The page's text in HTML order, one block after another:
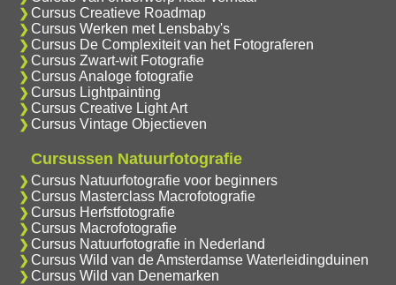
Cursus Creatieve Roadmap
Cursus Werken met Lensbaby's
Cursus De Complexiteit van het Fotograferen
Cursus Zwart-wit Fotografie
Cursus Analoge fotografie
Cursus Lightpainting
Cursus Creative Light Art
Cursus Vintage Objectieven
Cursussen Natuurfotografie
Cursus Natuurfotografie voor beginners
Cursus Masterclass Macrofotografie
Cursus Herfstfotografie
Cursus Macrofotografie
Cursus Natuurfotografie in Nederland
Cursus Wild van de Amsterdamse Waterleidingduinen
Cursus Wild van Denemarken